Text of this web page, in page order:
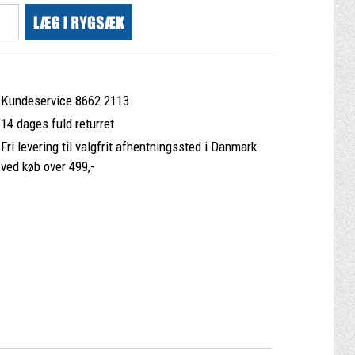
Kundeservice 8662 2113
14 dages fuld returret
Fri levering til valgfrit afhentningssted i Danmark
ved køb over 499,-